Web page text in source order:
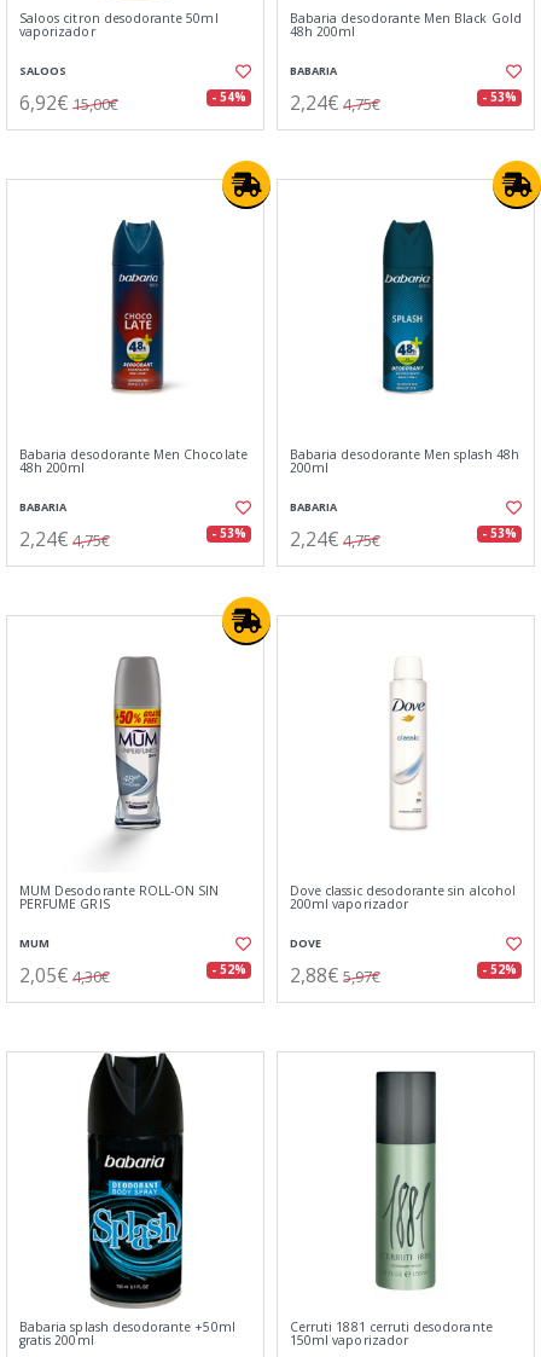
Saloos citron desodorante 50ml
vaporizador
SALOOS
6,92€ 15,00€ - 54%
Babaria desodorante Men Black Gold
48h 200ml
BABARIA
2,24€ 4,75€ - 53%
Babaria desodorante Men Chocolate
48h 200ml
BABARIA
2,24€ 4,75€ - 53%
Babaria desodorante Men splash 48h
200ml
BABARIA
2,24€ 4,75€ - 53%
MUM Desodorante ROLL-ON SIN
PERFUME GRIS
MUM
2,05€ 4,30€ - 52%
Dove classic desodorante sin alcohol
200ml vaporizador
DOVE
2,88€ 5,97€ - 52%
Babaria splash desodorante +50ml
gratis 200ml
Cerruti 1881 cerruti desodorante
150ml vaporizador